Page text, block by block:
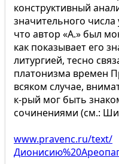
конструктивный
значительного числа
что автор «А.» был
как показывает его
литургией, тесно
платонизма времен
всяком случае,
к-рый мог быть
сочинениями (см.:
www.pravenc.ru/text/